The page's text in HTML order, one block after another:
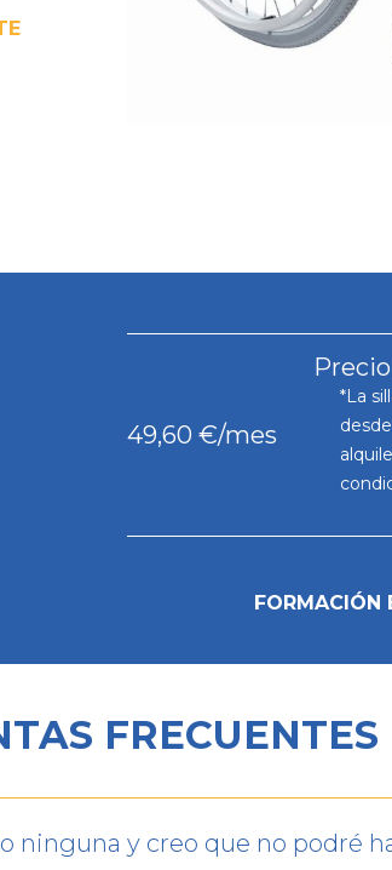
49,60 €/mes
La
FORMACIÓN
FRECUENTES
ninguna y creo que no podré